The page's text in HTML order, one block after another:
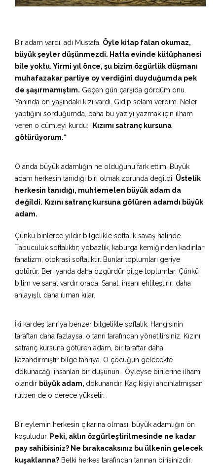
Bir adam vardı, adı Mustafa. Öyle kitap falan okumaz,
büyük şeyler düşünmezdi. Hatta evinde kütüphanesi
bile yoktu. Yirmi yıl önce, şu bizim özgürlük düşmanı
muhafazakar partiye oy verdiğini duyduğumda pek
de şaşırmamıştım. Geçen gün çarşıda gördüm onu.
Yanında on yaşındaki kızı vardı. Gidip selam verdim. Neler
yaptığını sorduğumda, bana bu yazıyı yazmak için ilham
veren o cümleyi kurdu: “ Kızımı satranç kursuna
götürüyorum.“
O anda büyük adamlığın ne olduğunu fark ettim. Büyük
adam herkesin tanıdığı biri olmak zorunda değildi. Üstelik
herkesin tanıdığı, muhtemelen büyük adam da
değildi. Kızını satranç kursuna götüren adamdı büyük
adam.
Çünkü binlerce yıldır bilgelikle softalık savaş halinde.
Tabuculuk softalıktır; yobazlık, kaburga kemiğinden kadınlar,
fanatizm, otokrasi softalıktır. Bunlar toplumları geriye
götürür. Beri yanda daha özgürdür bilge toplumlar. Çünkü
bilim ve sanat vardır orada. Sanat, insanı ehlileştirir; daha
anlayışlı, daha ılıman kılar.
İki kardeş tanrıya benzer bilgelikle softalık. Hangisinin
taraftarı daha fazlaysa, o tanrı tarafından yönetilirsiniz. Kızını
satranç kursuna götüren adam, bir taraftar daha
kazandırmıştır bilge tanrıya. O çocuğun gelecekte
dokunacağı insanları bir düşünün… Öyleyse birilerine ilham
olandır büyük adam, dokunandır. Kaç kişiyi andınlatmışsan
rütben de o derece yükselir.
Bir eylemin herkesin çıkarına olması, büyük adamlığın ön
koşuludur. Peki, aklın özgürleştirilmesinde ne kadar
pay sahibisiniz? Ne bırakacaksınız bu ülkenin gelecek
kuşaklarına? Belki herkes tarafından tanınan birisinizdir.